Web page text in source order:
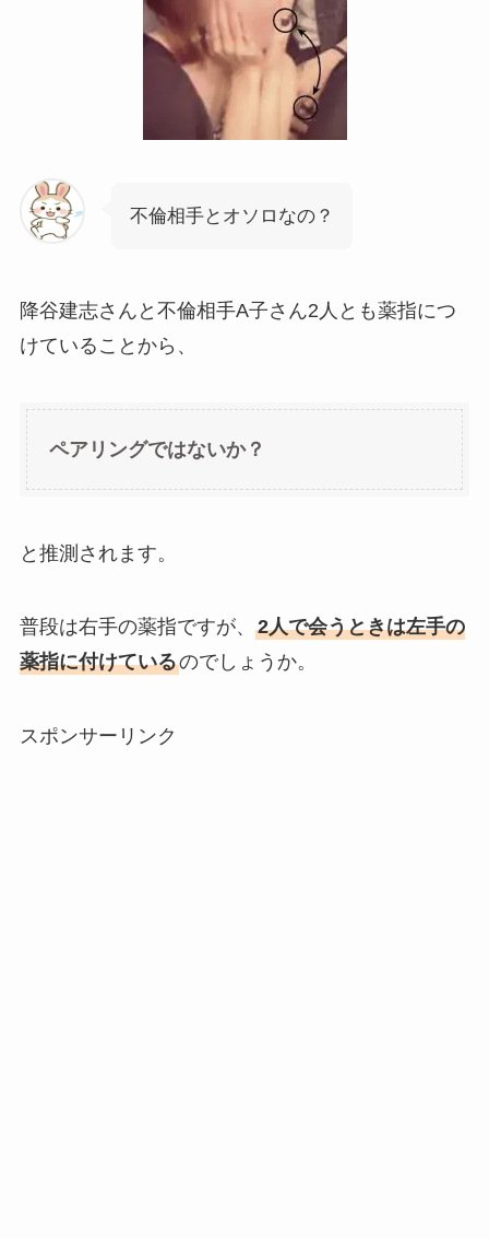
不倫相手とオソロなの？
降谷建志さんと不倫相手A子さん2人とも薬指につ
けていることから、
ペアリングではないか？
と推測されます。
普段は右手の薬指ですが、 2人で会うときは左手の
薬指に付けているのでしょうか。
スポンサーリンク